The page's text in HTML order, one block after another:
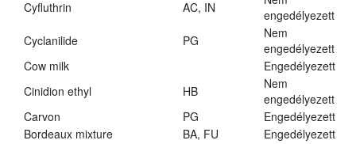
Cyfluthrin
AC, IN
engedélyezett
Cyclanilide
PG
Nem
engedélyezett
Cow milk
Engedélyezett
Cinidion ethyl
HB
Nem
engedélyezett
Carvon
PG
Engedélyezett
Bordeaux mixture
BA, FU
Engedélyezett